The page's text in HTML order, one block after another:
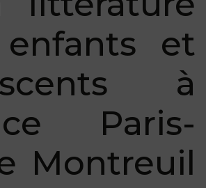
et
à
Paris-
Montreuil